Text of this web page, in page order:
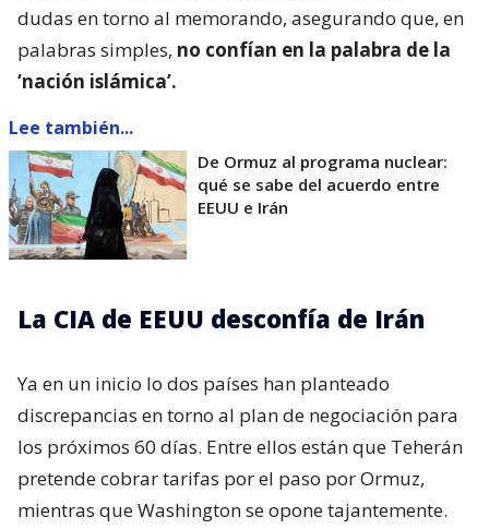
dudas en torno al memorando, asegurando que, en
palabras simples, no confían en la palabra de la
‘nación islámica’.
Lee también...
De Ormuz al programa nuclear:
qué se sabe del acuerdo entre
EEUU e Irán
La CIA de EEUU desconfía de Irán
Ya en un inicio lo dos países han planteado
discrepancias en torno al plan de negociación para
los próximos 60 días. Entre ellos están que Teherán
pretende cobrar tarifas por el paso por Ormuz,
mientras que Washington se opone tajantemente.